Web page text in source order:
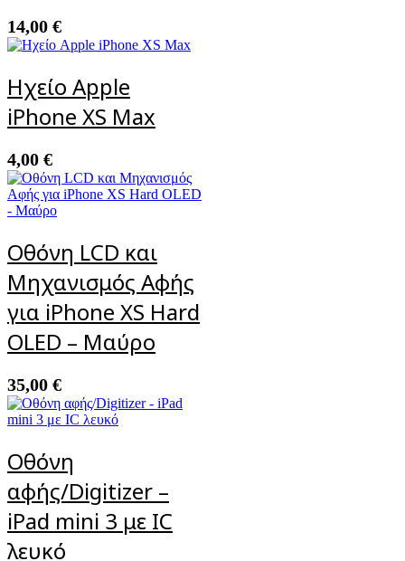
14,00 €
Ηχείο Apple
iPhone XS Max
4,00 €
Οθόνη LCD και
Μηχανισμός Αφής
για iPhone XS Hard
OLED – Μαύρο
35,00 €
Οθόνη
αφής/Digitizer –
iPad mini 3 με IC
λευκό